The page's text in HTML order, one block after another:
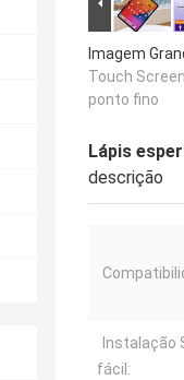
Imagem
Touch
ponto fino
Lápis
descrição
Instalação
fácil: